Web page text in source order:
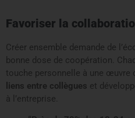
Favoriser la
Créer ensemble demande de
bonne dose de coopération.
touche personnelle à une œuvre
liens entre collègues et
à l’entreprise.